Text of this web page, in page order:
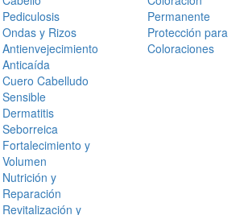
Pediculosis
Ondas y Rizos
Antienvejecimiento
Anticaída
Cuero Cabelludo
Sensible
Dermatitis
Seborreica
Fortalecimiento y
Volumen
Nutrición y
Reparación
Revitalización y
Permanente
Protección para
Coloraciones